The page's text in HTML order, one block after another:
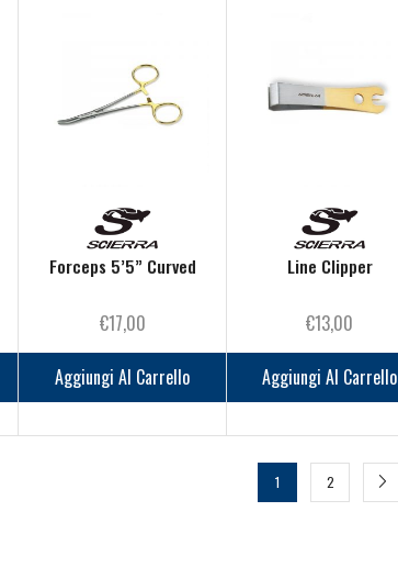
Forceps 5’5” Curved
€17,00
Aggiungi Al Carrello
Line Clipper
€13,00
Aggiungi Al Carrello
1 2